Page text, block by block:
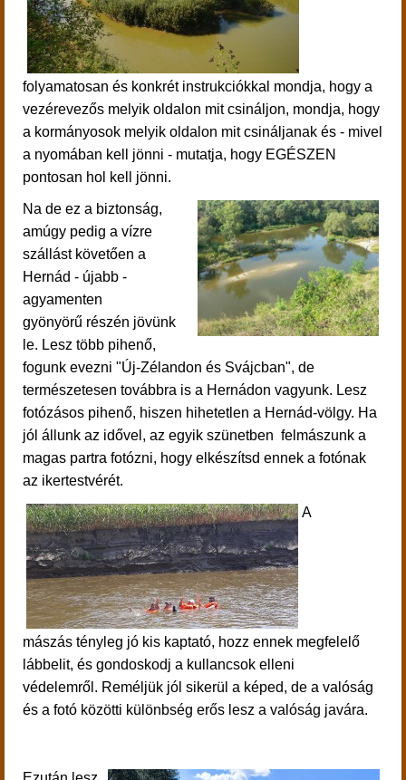
folyamatosan és konkrét instrukciókkal mondja, hogy a
vezérevezős melyik oldalon mit csináljon, mondja, hogy
a kormányosok melyik oldalon mit csináljanak és - mivel
a nyomában kell jönni - mutatja, hogy EGÉSZEN
pontosan hol kell jönni.
Na de ez a biztonság,
amúgy pedig a vízre
szállást követően a
Hernád - újabb -
agyamenten
gyönyörű részén jövünk
le. Lesz több pihenő,
fogunk evezni "Új-Zélandon és Svájcban", de
természetesen továbbra is a Hernádon vagyunk. Lesz
fotózásos pihenő, hiszen hihetetlen a Hernád-völgy. Ha
jól állunk az idővel, az egyik szünetben felmászunk a
magas partra fotózni, hogy elkészítsd ennek a fotónak
az ikertestvérét.
A
mászás tényleg jó kis kaptató, hozz ennek megfelelő
lábbelit, és gondoskodj a kullancsok elleni
védelemről. Reméljük jól sikerül a képed, de a valóság
és a fotó közötti különbség erős lesz a valóság javára.